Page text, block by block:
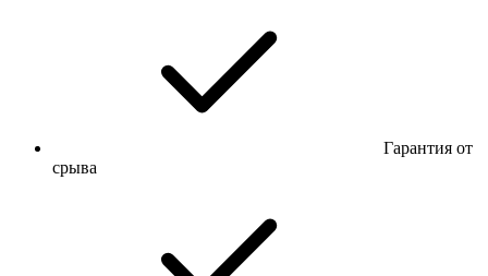
Гарантия от
срыва